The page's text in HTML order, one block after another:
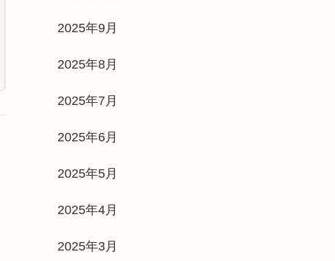
2025年9月
2025年8月
2025年7月
2025年6月
2025年5月
2025年4月
2025年3月